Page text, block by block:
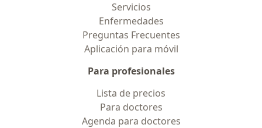
Servicios
Enfermedades
Preguntas Frecuentes
Aplicación para móvil
Para profesionales
Lista de precios
Para doctores
Agenda para doctores